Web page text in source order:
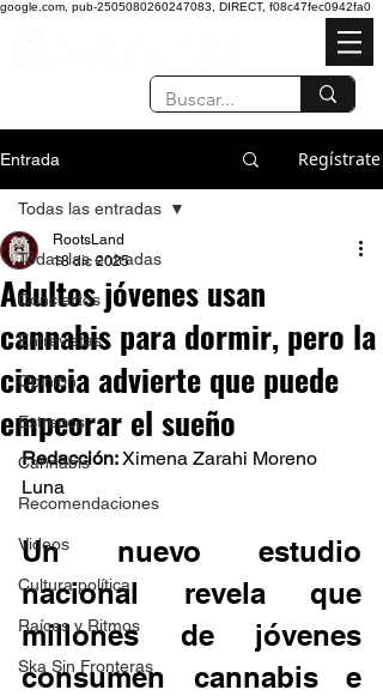
google.com, pub-2505080260247083, DIRECT, f08c47fec0942fa0
Entrada Regístrate
Todas las entradas
Conciertos
Entrevistas
Opinión
Estrenos
Cannabis
Recomendaciones
Videos
Cultura política
Raíces y Ritmos
Ska Sin Fronteras
Todas las entradas
Adultos jóvenes usan
cannabis para dormir, pero la
ciencia advierte que puede
empeorar el sueño
RootsLand
18 dic 2025
Redacción: Ximena Zarahi Moreno
Luna
Un nuevo estudio
nacional revela que
millones de jóvenes
consumen cannabis e